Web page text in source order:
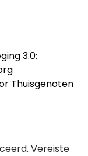
3.0:
Thuisgenoten
Vereiste